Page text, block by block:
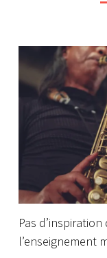
Pas
l’enseignement